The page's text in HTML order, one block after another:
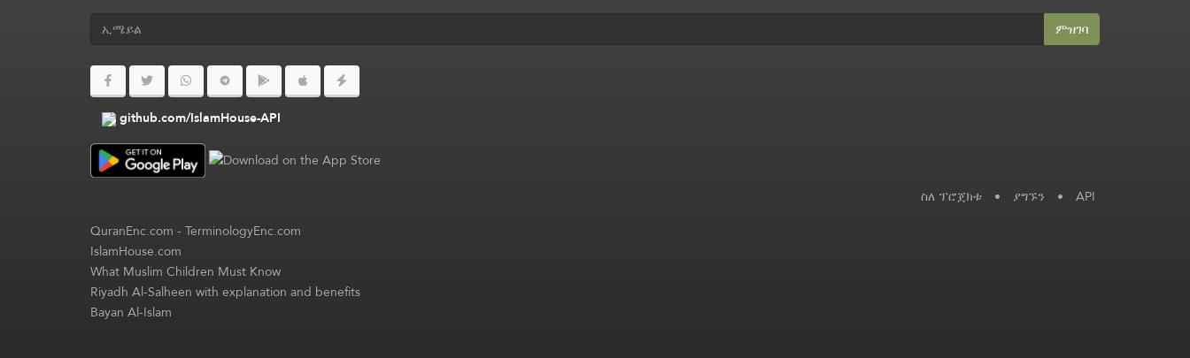
ምዝገባ
github.com/IslamHouse-API
ስለ ፕሮጀክቱ • ያግኙን • API
QuranEnc.com-TerminologyEnc.com
IslamHouse.com
What Muslim Children Must Know
Riyadh Al-Salheen with explanation and benefits
Bayan Al-Islam